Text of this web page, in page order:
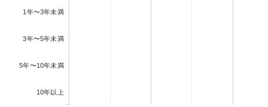
1年〜3年未満
3年〜5年未満
5年〜10年未満
10年以上